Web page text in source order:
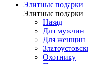
Элитные подарки
Элитные подарки
Назад
Для мужчин
Для женщин
Охотнику